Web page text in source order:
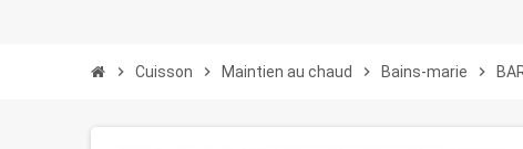
chevron_right Cuisson chevron_right Maintien au chaud chevron_right Bains-marie chevron_right